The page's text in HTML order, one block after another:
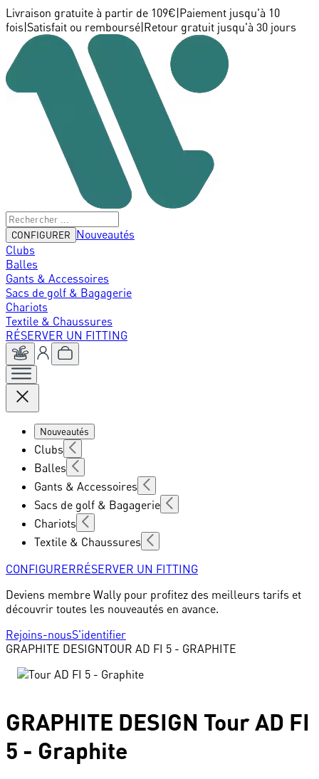
Livraison gratuite à partir de 109€ Paiement jusqu'à 10
fois Satisfait ou remboursé Retour gratuit jusqu'à 30 jours
CONFIGURER
Nouveautés
Clubs
Balles
Gants & Accessoires
Sacs de golf & Bagagerie
Chariots
Textile & Chaussures
RÉSERVER UN FITTING
Nouveautés
Clubs
Balles
Gants & Accessoires
Sacs de golf & Bagagerie
Chariots
Textile & Chaussures
CONFIGURERRÉSERVER UN FITTING
Deviens membre Wally pour profitez des meilleurs tarifs et
découvrir toutes les nouveautés en avance.
Rejoins-nousS'identifier
GRAPHITE DESIGNTOUR AD FI 5 - GRAPHITE
GRAPHITE DESIGN Tour AD FI
5 - Graphite